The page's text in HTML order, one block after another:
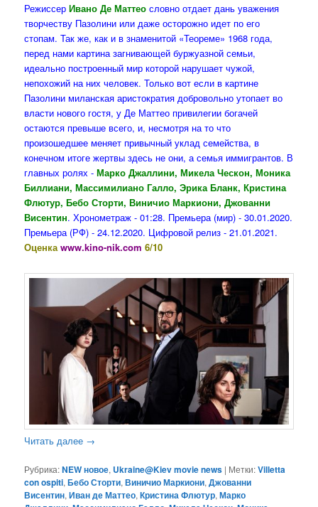
РежиссерИвано Де Маттео словно отдает дань уважения
творчеству Пазолини или даже осторожно идет по его
стопам. Так же, как и в знаменитой «Теореме» 1968 года,
перед нами картина загнивающей буржуазной семьи,
идеально построенный мир которой нарушает чужой,
непохожий на них человек. Только вот если в картине
Пазолини миланская аристократия добровольно утопает во
власти нового гостя, у Де Маттео привилегии богачей
остаются превыше всего, и, несмотря на то что
произошедшее меняет привычный уклад семейства, в
конечном итоге жертвы здесь не они, а семья иммигрантов. В
главных ролях -Марко Джаллини, Микела Ческон, Моника
Биллиани, Массимилиано Галло, Эрика Бланк, Кристина
Флютур, Бебо Сторти, Виничио Маркиони, Джованни
Висентин. Хронометраж - 01:28. Премьера (мир) - 30.01.2020.
Премьера (РФ) - 24.12.2020. Цифровой релиз - 21.01.2021.
Оценкаwww.kino-nik.com 6/10
Читать далее →
Рубрика:NEW новое, Ukraine@Kiev movie news | Метки:Villetta
con ospiti,Бебо Сторти,Виничио Маркиони,Джованни
Висентин,Иван де Маттео,Кристина Флютур,Марко